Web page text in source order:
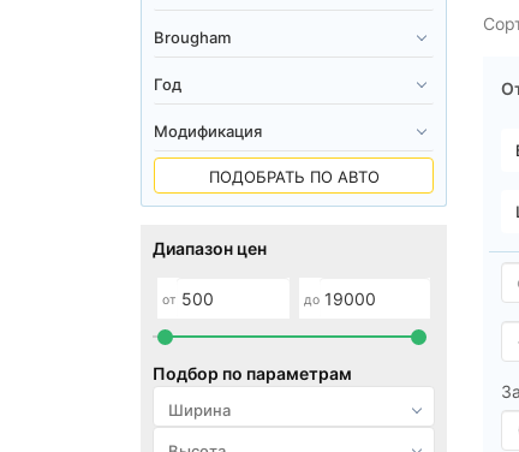
ПОДОБРАТЬ ПО АВТО
Диапазон цен
от до
Подбор по параметрам